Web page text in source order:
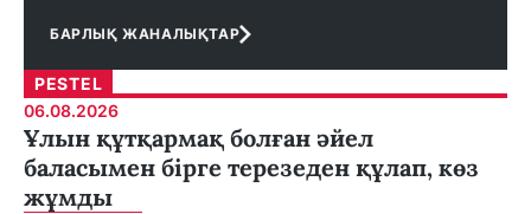
БАРЛЫҚ ЖАНАЛЫҚТАР
PESTEL
06.08.2026
Ұлын құтқармақ болған әйел
баласымен бірге терезеден құлап, көз
жұмды